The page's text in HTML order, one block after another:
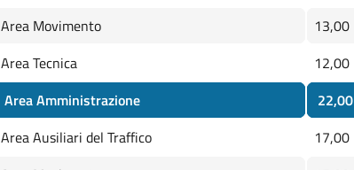
Area Movimento 13,00
Area Tecnica 12,00
Area Amministrazione 22,00
Area Ausiliari del Traffico 17,00